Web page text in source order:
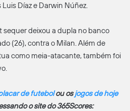
Díaz e Darwin Núñez.
sequer deixou a dupla no banco
(26), contra o Milan. Além de
como meia-atacante, também foi
de futebolou osjogos de hoje
o site do 365Scores: